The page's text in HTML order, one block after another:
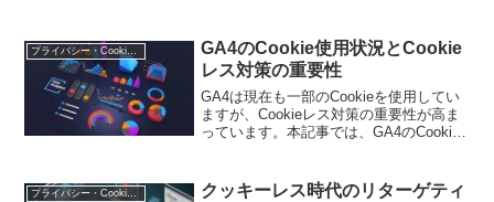
プライバシー・Cookie規制
GA4のCookie使用状況とCookie
レス対策の重要性
GA4は現在も一部のCookieを使用してい
ますが、Cookieレス対策の重要性が高ま
っています。本記事では、GA4のCookie
プライバシー・Cookie規制
クッキーレス時代のリターゲティ